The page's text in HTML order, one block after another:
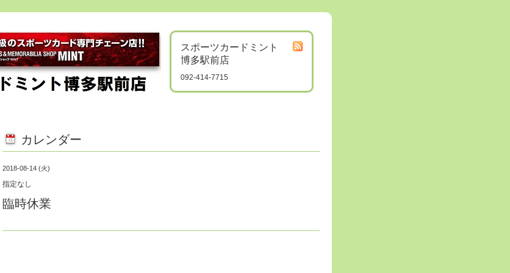
スポーツカードミント
博多駅前店
092-414-7715
カレンダー
2018-08-14 (火)
指定なし
臨時休業